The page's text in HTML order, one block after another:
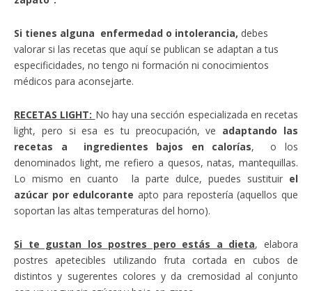
Si tienes alguna enfermedad o intolerancia, debes
valorar si las recetas que aquí se publican se adaptan a tus
especificidades, no tengo ni formación ni conocimientos
médicos para aconsejarte.
RECETAS LIGHT: No hay una sección especializada en recetas
light, pero si esa es tu preocupación, ve adaptando las
recetas a ingredientes bajos en calorías, o los
denominados light, me refiero a quesos, natas, mantequillas.
Lo mismo en cuanto la parte dulce, puedes sustituir el
azúcar por edulcorante apto para repostería (aquellos que
soportan las altas temperaturas del horno).
Si te gustan los postres pero estás a dieta, elabora
postres apetecibles utilizando fruta cortada en cubos de
distintos y sugerentes colores y da cremosidad al conjunto